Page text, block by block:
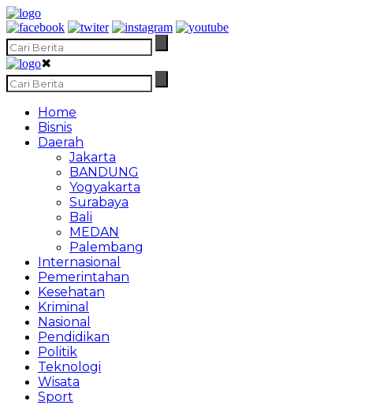
✖
Home
Bisnis
Daerah
Jakarta
BANDUNG
Yogyakarta
Surabaya
Bali
MEDAN
Palembang
Internasional
Pemerintahan
Kesehatan
Kriminal
Nasional
Pendidikan
Politik
Teknologi
Wisata
Sport